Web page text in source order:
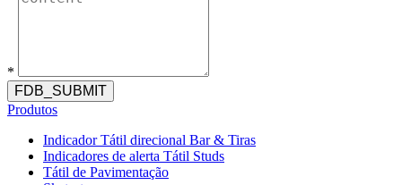
*
FDB_SUBMIT
Produtos
Indicador Tátil direcional Bar & Tiras
Indicadores de alerta Tátil Studs
Tátil de Pavimentação